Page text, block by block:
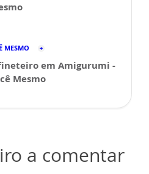
MESMO
em Amigurumi -
Mesmo
a comentar